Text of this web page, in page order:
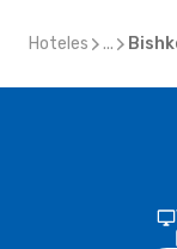
Hoteles ...